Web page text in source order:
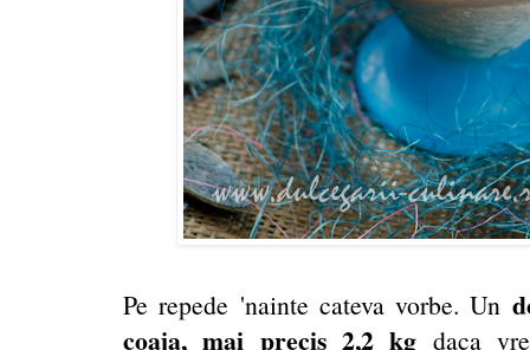
Pe repede 'nainte cateva vorbe. Un
coaja, mai precis 2,2 kg daca